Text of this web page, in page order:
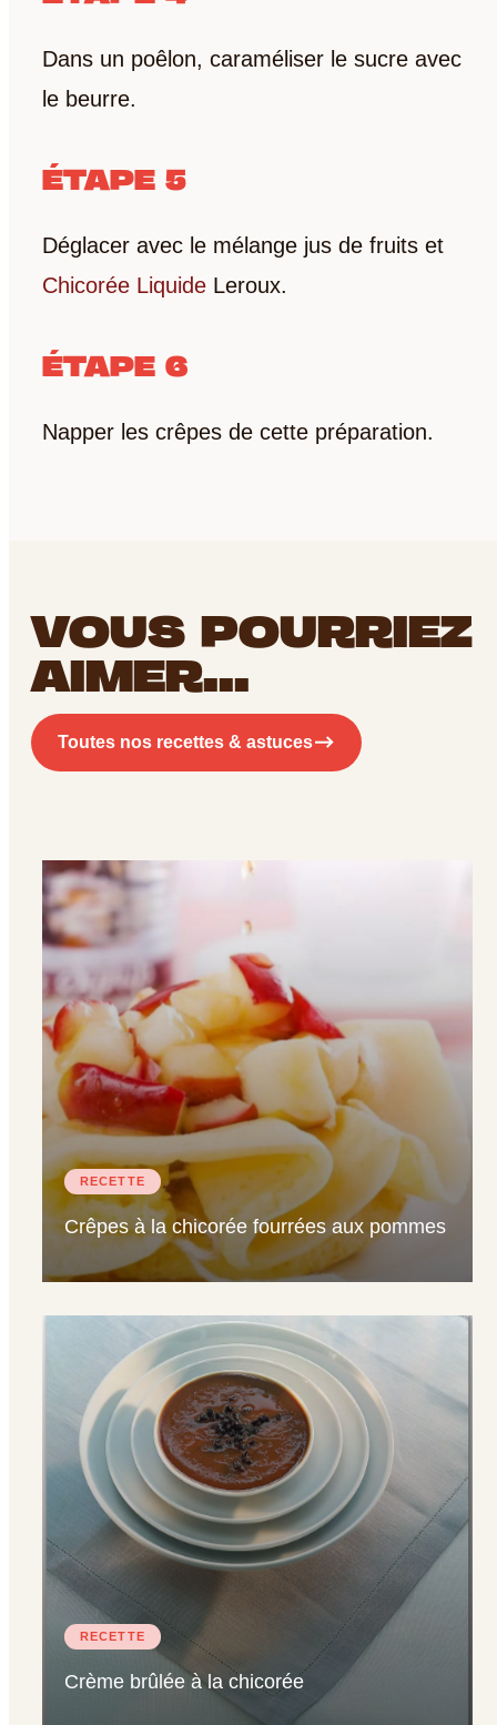
Dans un poêlon, caraméliser le sucre avec
le beurre.
ÉTAPE 5
Déglacer avec le mélange jus de fruits et
Chicorée Liquide Leroux.
ÉTAPE 6
Napper les crêpes de cette préparation.
VOUS POURRIEZ
AIMER...
Toutes nos recettes & astuces
RECETTE
Crêpes à la chicorée fourrées aux pommes
RECETTE
Crème brûlée à la chicorée
RECEVEZ LA FICHE
Recevoir le document